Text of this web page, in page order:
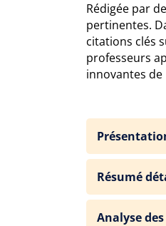
Rédigée par
pertinentes.
citations clés
professeurs
innovantes de
Résumé
Analyse